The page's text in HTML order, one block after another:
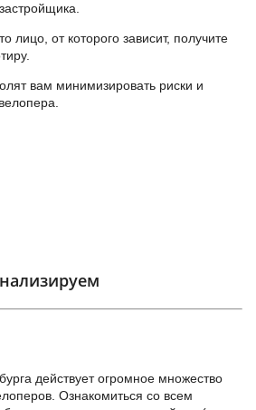
лицо, от которого зависит, получите
вам минимизировать риски и
действует огромное множество
Ознакомиться со всем